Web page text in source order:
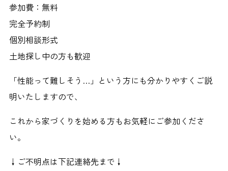
参加費：無料
完全予約制
個別相談形式
土地探し中の方も歓迎
「性能って難しそう…」という方にも分かりやすくご説
明いたしますので、
これから家づくりを始める方もお気軽にご参加くださ
い。
↓ご不明点は下記連絡先まで↓